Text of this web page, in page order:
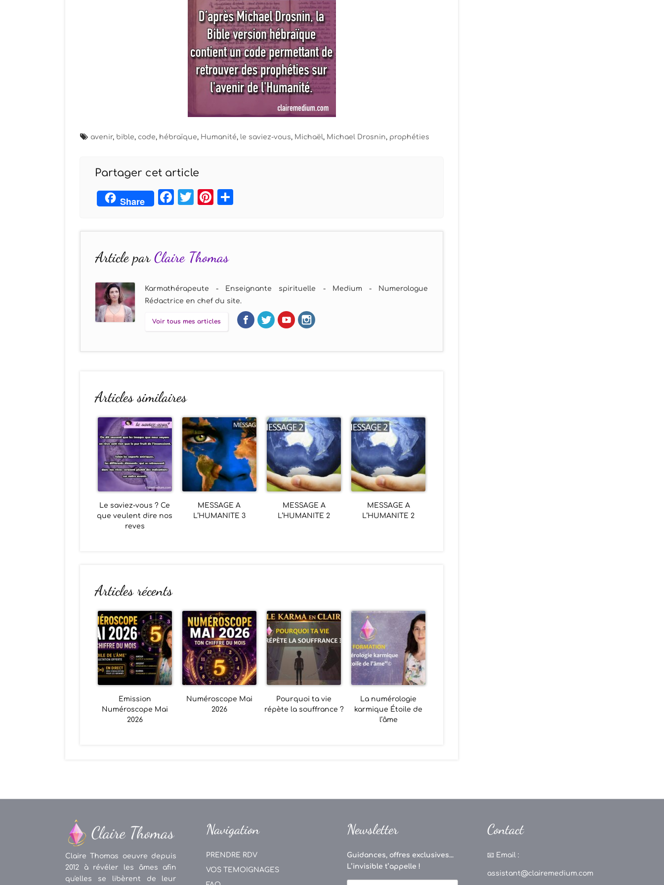
avenir, bible, code, hébraïque, Humanité, le saviez-vous, Michaël, Michael Drosnin, prophéties
Partager cet article
Share Facebook
TwitterPinterest
Article parClaire Thomas
Karmathérapeute - Enseignante spirituelle - Medium - Numerologue
Rédactrice en chef du site.
Voir tous mes articles
Articles similaires
Le saviez-vous ? Ce
que veulent dire nos
reves
MESSAGE A
L’HUMANITE 3
MESSAGE A
L’HUMANITE 2
MESSAGE A
L’HUMANITE 2
Articles récents
Emission
Numéroscope Mai
2026
Numéroscope Mai
2026
Pourquoi ta vie
répète la souffrance ?
La numérologie
karmique Étoile de
l’âme
Claire Thomas oeuvre depuis
2012 à révéler les âmes afin
qu'elles se libèrent de leur
Navigation
PRENDRE RDV
VOS TEMOIGNAGES
Newsletter
Guidances, offres exclusives...
L’invisible t’appelle !
Contact
📧 Email :
assistant@clairemedium.com